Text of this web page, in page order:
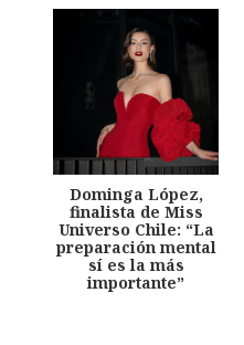
Dominga López,
finalista de Miss
Universo Chile: “La
preparación mental
sí es la más
importante”